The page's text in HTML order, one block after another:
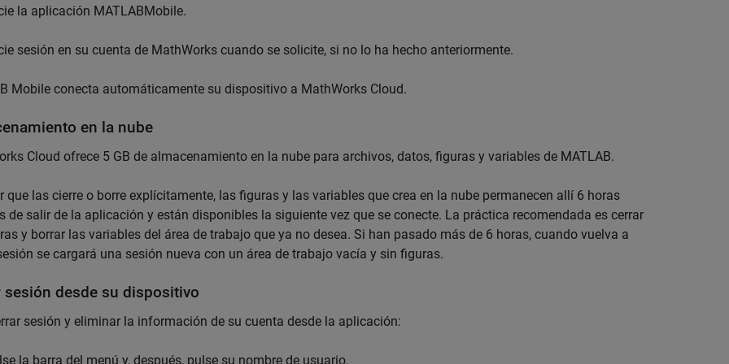
la aplicación MATLABMobile.
sesión en su cuenta de MathWorks cuando se solicite, si no lo ha hecho anteriormente.
Mobile conecta automáticamente su dispositivo a MathWorks Cloud.
en la nube
Cloud ofrece 5 GB de almacenamiento en la nube para archivos, datos, figuras y variables de MATLAB.
que las cierre o borre explícitamente, las figuras y las variables que crea en la nube permanecen allí 6 horas
de salir de la aplicación y están disponibles la siguiente vez que se conecte. La práctica recomendada es cerrar
y borrar las variables del área de trabajo que ya no desea. Si han pasado más de 6 horas, cuando vuelva a
se cargará una sesión nueva con un área de trabajo vacía y sin figuras.
sesión desde su dispositivo
sesión y eliminar la información de su cuenta desde la aplicación:
la barra del menú y, después, pulse su nombre de usuario.